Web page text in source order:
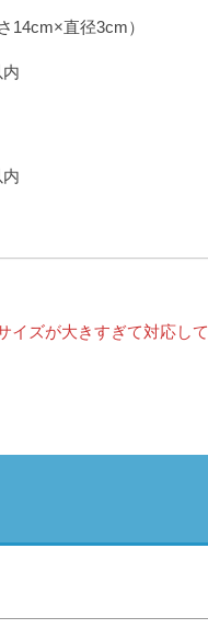
14cm×直径3cm）
イズが大きすぎて対応して